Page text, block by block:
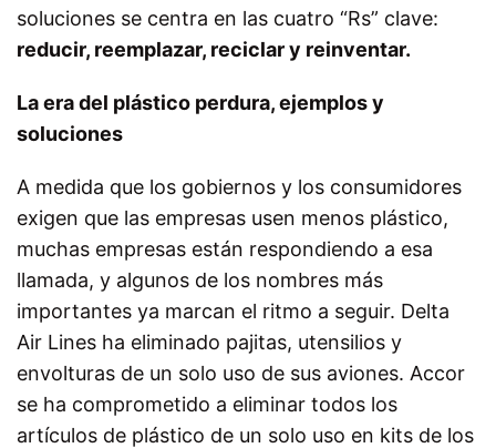
soluciones se centra en las cuatro “Rs” clave:
reducir, reemplazar, reciclar y reinventar.
La era del plástico perdura, ejemplos y
soluciones
A medida que los gobiernos y los consumidores
exigen que las empresas usen menos plástico,
muchas empresas están respondiendo a esa
llamada, y algunos de los nombres más
importantes ya marcan el ritmo a seguir. Delta
Air Lines ha eliminado pajitas, utensilios y
envolturas de un solo uso de sus aviones. Accor
se ha comprometido a eliminar todos los
artículos de plástico de un solo uso en kits de los